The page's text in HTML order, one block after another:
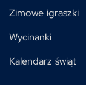
Zimowe igraszki
Wycinanki
Kalendarz świąt